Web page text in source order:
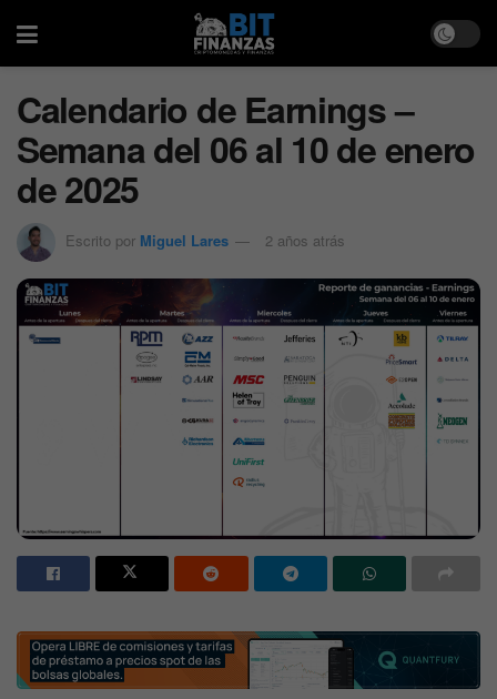
Calendario de Earnings –
Semana del 06 al 10 de enero
de 2025
Escrito por Miguel Lares 2 años atrás